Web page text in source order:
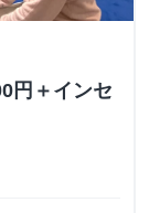
円＋インセ